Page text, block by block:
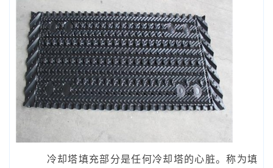
冷却塔填充部分是任何冷却塔的心脏。称为填